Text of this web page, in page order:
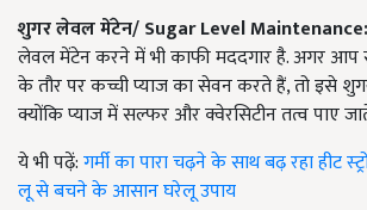
शुगर लेवल मेंटेन/Sugar Level Maintenance:
लेवल मेंटेन करने में भी काफी मददगार है. अगर आप
के तौर पर कच्ची प्याज का सेवन करते हैं, तो इसे
क्योंकि प्याज में सल्फर और क्वेरसिटीन तत्व पाए
ये भी पढ़ें:गर्मी का पारा चढ़ने के साथ बढ़ रहा हीट
लू से बचने के आसान घरेलू उपाय